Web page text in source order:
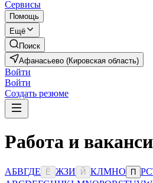
Сервисы
Помощь
Ещё
Поиск
Афанасьево (Кировская область)
Войти
Войти
Создать резюме
Работа и
АБВГДЕ Ё ЖЗИ Й КЛМНО П РС